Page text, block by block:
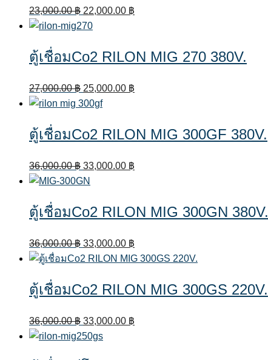
23,000.00฿ Original
price
23,000.00 ฿.
22,000.00 ฿
22,000.00 ฿.
ตู้เชื่อมCo2 RILON MIG 270 380V.
27,000.00฿ Original
price
27,000.00 ฿.
25,000.00 ฿
25,000.00 ฿.
ตู้เชื่อมCo2 RILON MIG 300GF 380V.
36,000.00฿ Original
price
36,000.00 ฿.
33,000.00 ฿
33,000.00 ฿.
ตู้เชื่อมCo2 RILON MIG 300GN 380V.
36,000.00฿ Original
price
36,000.00 ฿.
33,000.00 ฿
price
33,000.00 ฿.
ตู้เชื่อมCo2 RILON MIG 300GS 220V.
36,000.00฿ Original
price
33,000.00 ฿